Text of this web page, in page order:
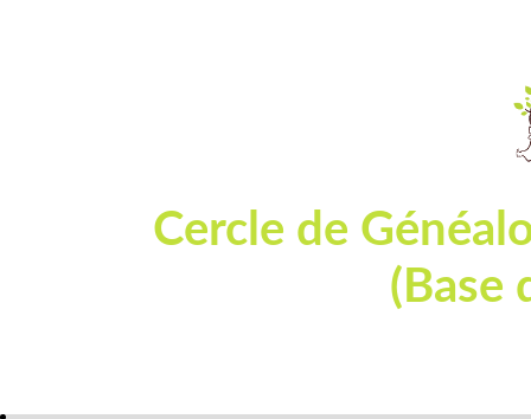
Cercle de
(Base